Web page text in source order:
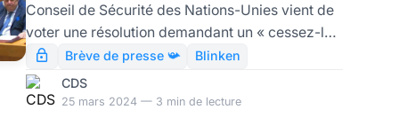
Netanyahu?
Conseil de Sécurité des Nations-Unies vient de
voter une résolution demandant un « cessez-le-
feu immédiat » à Gaza. Aucun membre
permanent n’a mis, cette fois, de veto. Les
Etats-Unis se sont abstenus. Benjamin
Brève de presse 📯
Blinken
CDS
25 mars 2024 — 3 min de lecture